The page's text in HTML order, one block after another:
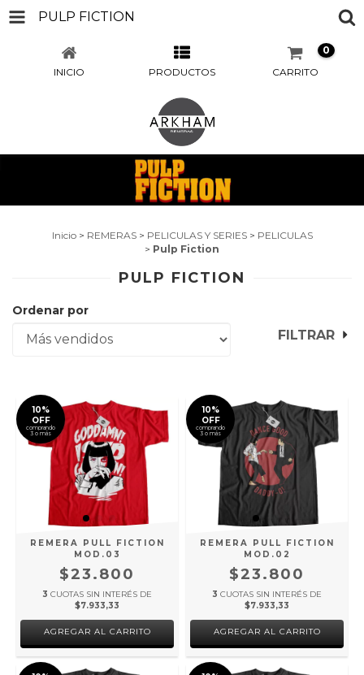
PULP FICTION
INICIO PRODUCTOS CARRITO
0
Inicio > REMERAS > PELICULAS Y SERIES > PELICULAS
> Pulp Fiction
PULP FICTION
Ordenar por
FILTRAR
10%
OFF
comprando
3 o más
REMERA PULL FICTION
MOD.03
$23.800
3 CUOTAS SIN INTERÉS DE
$7.933,33
AGREGAR AL CARRITO
10%
OFF
comprando
3 o más
REMERA PULL FICTION
MOD.02
$23.800
3 CUOTAS SIN INTERÉS DE
$7.933,33
AGREGAR AL CARRITO